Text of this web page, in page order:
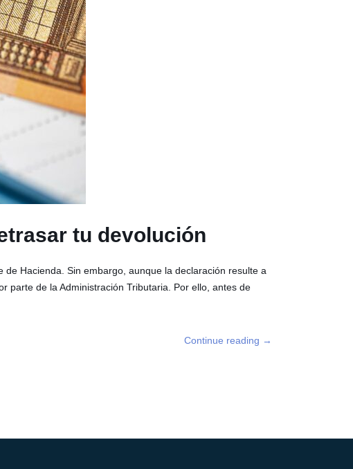
tu devolución
Hacienda. Sin embargo, aunque la declaración resulte a
parte de la Administración Tributaria. Por ello, antes de
Continue reading →